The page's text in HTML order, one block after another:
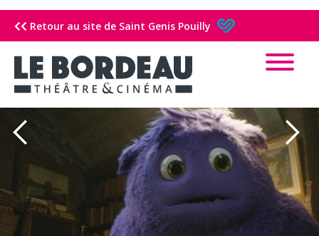
Retour au site de Saint Genis Pouilly